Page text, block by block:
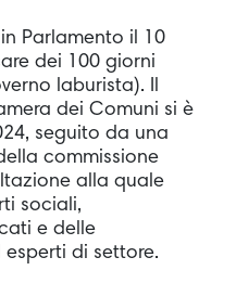
in Parlamento il 10
dei 100 giorni
laburista). Il
dei Comuni si è
seguito da una
commissione
alla quale
sociali,
e delle
di settore.